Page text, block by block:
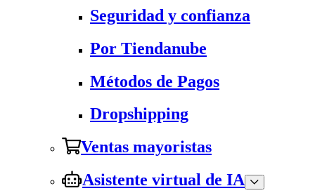
Seguridad y confianza
Por Tiendanube
Métodos de Pagos
Dropshipping
Ventas mayoristas
Asistente virtual de IA